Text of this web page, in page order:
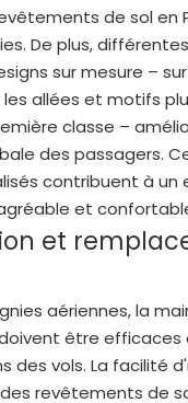
de sol en
De plus,
sur mesure –
allées et motifs
classe –
des passagers.
contribuent à un
et
et
aériennes, la
être efficaces
des vols. La facilité
revêtements de